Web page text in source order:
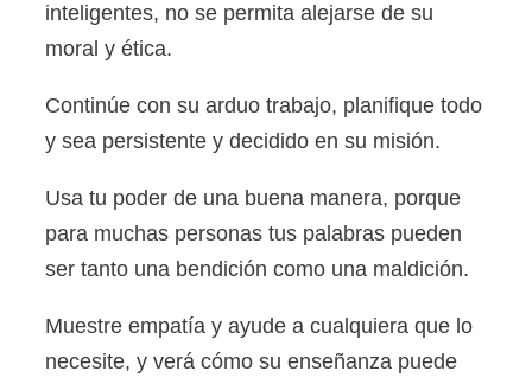
inteligentes, no se permita alejarse de su
moral y ética.
Continúe con su arduo trabajo, planifique todo
y sea persistente y decidido en su misión.
Usa tu poder de una buena manera, porque
para muchas personas tus palabras pueden
ser tanto una bendición como una maldición.
Muestre empatía y ayude a cualquiera que lo
necesite, y verá cómo su enseñanza puede